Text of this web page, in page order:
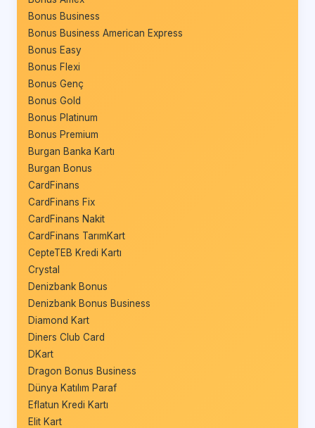
Bonus Business
Bonus Business American Express
Bonus Easy
Bonus Flexi
Bonus Genç
Bonus Gold
Bonus Platinum
Bonus Premium
Burgan Banka Kartı
Burgan Bonus
CardFinans
CardFinans Fix
CardFinans Nakit
CardFinans TarımKart
CepteTEB Kredi Kartı
Crystal
Denizbank Bonus
Denizbank Bonus Business
Diamond Kart
Diners Club Card
DKart
Dragon Bonus Business
Dünya Katılım Paraf
Eflatun Kredi Kartı
Elit Kart